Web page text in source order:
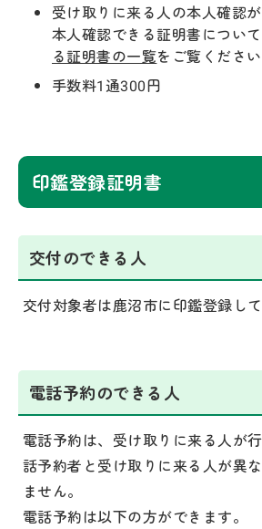
受け取りに来る人の本人確認
本人確認できる証明書について
る証明書の一覧をご覧ください
手数料1通300円
印鑑登録証明書
交付のできる人
交付対象者は鹿沼市に印鑑登録して
電話予約のできる人
電話予約は、受け取りに来る人が
話予約者と受け取りに来る人が異
ません。
電話予約は以下の方ができます。